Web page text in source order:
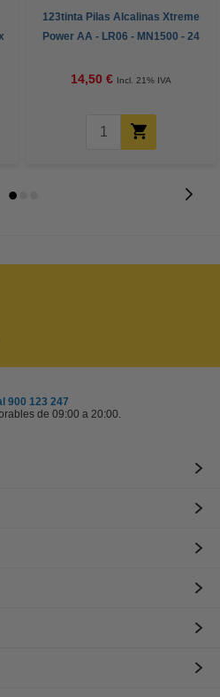
123tinta Pilas Alcalinas Xtreme
Power AA - LR06 - MN1500 - 24
14,50 € Incl. 21% IVA
900 123 247
de 09:00 a 20:00.